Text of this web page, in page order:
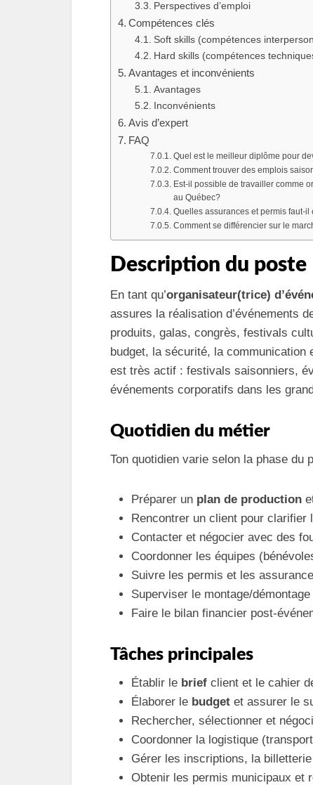
Perspectives d’emploi
Compétences clés
Soft skills (compétences
Hard skills (compétences
Avantages et inconvénients
Avantages
Inconvénients
Avis d’expert
FAQ
Quel est le meilleur diplôme pour
Comment trouver des emplois
Est-il possible de travailler comme
au Québec?
Quelles assurances et permis faut-
Comment se différencier sur le
Description du poste
En tant qu’organisateur(trice)
assures la réalisation d’événements
produits, galas, congrès, festivals
budget, la sécurité, la
est très actif : festivals saisonniers,
événements corporatifs dans les
Quotidien du métier
Ton quotidien varie selon la phase du
Préparer un plan de production
Rencontrer un client pour clarifier
Contacter et négocier avec des
Coordonner les équipes
Suivre les permis et les
Superviser le montage/
Faire le bilan financier post-
Tâches principales
Établir le brief client et le cahier
Élaborer le budget et assurer le
Rechercher, sélectionner et
Coordonner la logistique
Gérer les inscriptions, la billetterie
Obtenir les permis municipaux et